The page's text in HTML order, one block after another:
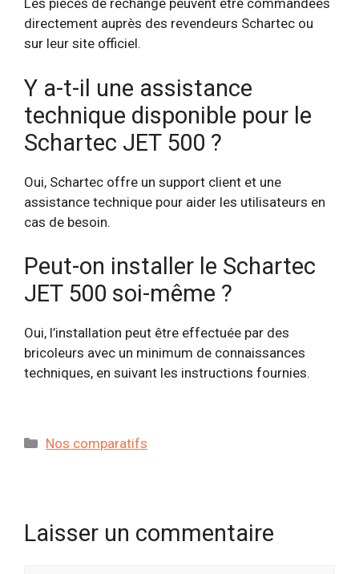
Les pièces de rechange peuvent être commandées
directement auprès des revendeurs Schartec ou
sur leur site officiel.
Y a-t-il une assistance
technique disponible pour le
Schartec JET 500 ?
Oui, Schartec offre un support client et une
assistance technique pour aider les utilisateurs en
cas de besoin.
Peut-on installer le Schartec
JET 500 soi-même ?
Oui, l’installation peut être effectuée par des
bricoleurs avec un minimum de connaissances
techniques, en suivant les instructions fournies.
Catégories
Nos comparatifs
Laisser un commentaire